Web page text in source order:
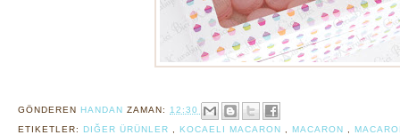
GÖNDEREN HANDAN ZAMAN: 12:30
ETIKETLER: DIĞER ÜRÜNLER KOCAELI MACARON MACARON